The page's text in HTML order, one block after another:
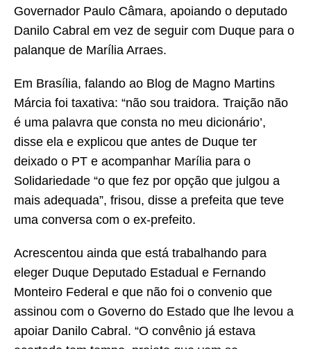
Governador Paulo Câmara, apoiando o deputado
Danilo Cabral em vez de seguir com Duque para o
palanque de Marília Arraes.
Em Brasília, falando ao Blog de Magno Martins
Márcia foi taxativa: “não sou traidora. Traição não
é uma palavra que consta no meu dicionário’,
disse ela e explicou que antes de Duque ter
deixado o PT e acompanhar Marília para o
Solidariedade “o que fez por opção que julgou a
mais adequada”, frisou, disse a prefeita que teve
uma conversa com o ex-prefeito.
Acrescentou ainda que está trabalhando para
eleger Duque Deputado Estadual e Fernando
Monteiro Federal e que não foi o convenio que
assinou com o Governo do Estado que lhe levou a
apoiar Danilo Cabral. “O convênio já estava